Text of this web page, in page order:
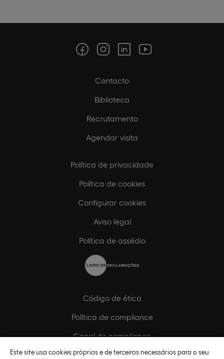
Contacto
Biblioteca
Recrutamento
Agendar visita
Política de privacidade
Política de cookies
Configurar cookies
Aviso legal
Política de assédio
Código de ética
Política de compliance
Canal de compliance
Plano de Igualdade de Género
Este site usa cookies próprios e de terceiros necessários para o seu